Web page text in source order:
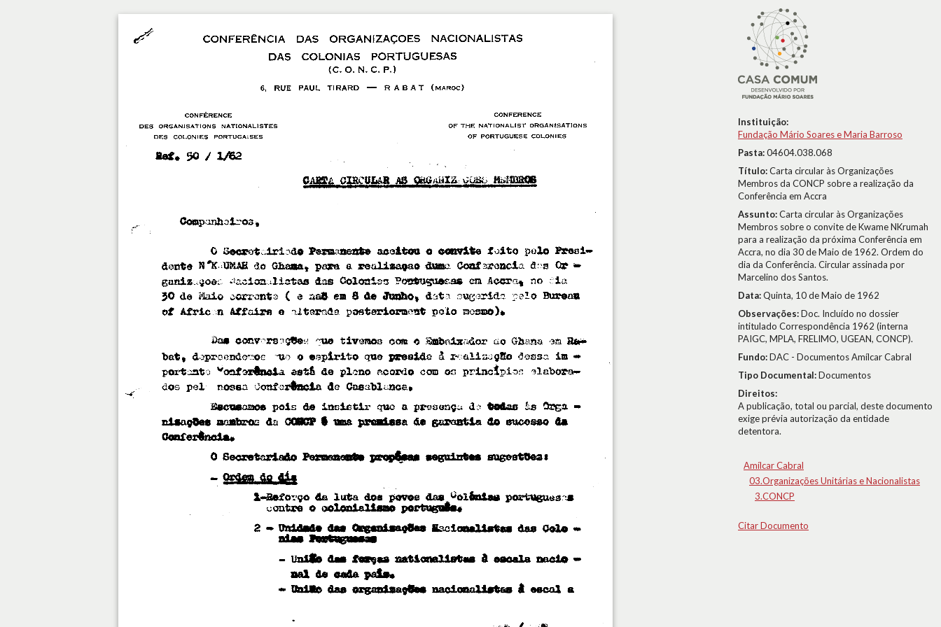
Instituição:
Fundação Mário Soares e Maria Barroso
Pasta:04604.038.068
Título:Carta circular às Organizações
Membros da CONCP sobre a realização da
Conferência em Accra
Assunto:Carta circular às Organizações
Membros sobre o convite de Kwame NKrumah
para a realização da próxima Conferência em
Accra, no dia 30 de Maio de 1962. Ordem do
dia da Conferência. Circular assinada por
Marcelino dos Santos.
Data:Quinta, 10 de Maio de 1962
Observações:Doc. Incluído no dossier
intitulado Correspondência 1962 (interna
PAIGC, MPLA, FRELIMO, UGEAN, CONCP).
Fundo:DAC - Documentos Amílcar Cabral
Tipo Documental:Documentos
Direitos:
A publicação, total ou parcial, deste documento
exige prévia autorização da entidade
detentora.
Amílcar Cabral
03.Organizações Unitárias e Nacionalistas
3.CONCP
Citar Documento